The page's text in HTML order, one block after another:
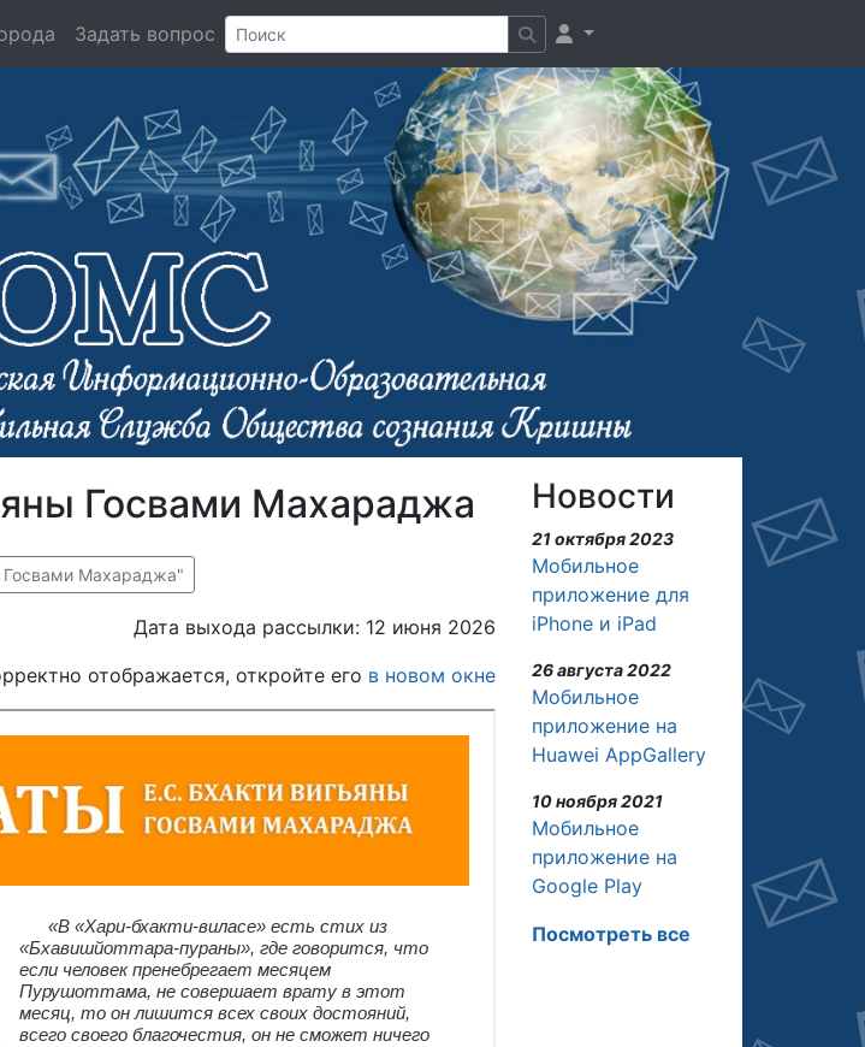
Задать вопрос
Госвами Махараджа
Госвами Махараджа"
Дата выхода рассылки: 12 июня 2026
отображается, откройте его в новом окне
Новости
21 октября 2023
Мобильное
приложение для
iPhone и iPad
26 августа 2022
Мобильное
приложение на
Huawei AppGallery
10 ноября 2021
Мобильное
приложение на
Google Play
Посмотреть все